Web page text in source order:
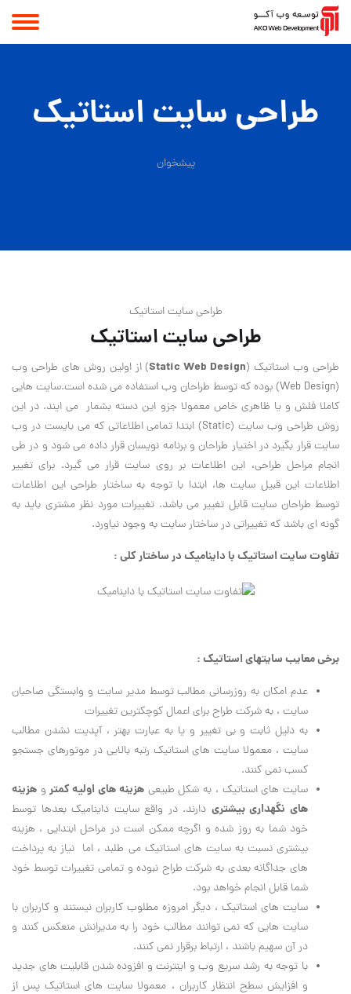
طراحی سایت استاتیک
پیشخوان
طراحی سایت استاتیک
طراحی سایت استاتیک
طراحی وب استاتیک (Static Web Design) از اولین روش های طراحی وب
(Web Design) بوده که توسط طراحان وب استفاده می شده است.سایت هایی
کاملا فلش و یا ظاهری خاص معمولا جزو این دسته بشمار می ایند. در این
روش طراحی وب سایت (Static) ابتدا تمامی اطلاعاتی که می بایست در وب
سایت قرار بگیرد در اختیار طراحان و برنامه نویسان قرار داده می شود و در طی
انجام مراحل طراحی، این اطلاعات بر روی سایت قرار می گیرد. برای تغییر
اطلاعات این قبیل سایت ها، ابتدا با توجه به ساختار طراحی این اطلاعات
توسط طراحان سایت قابل تغییر می باشد. تغییرات مورد نظر مشتری باید به
گونه ای باشد که تغییراتی در ساختار سایت به وجود نیاورد.
تفاوت سایت استاتیک با داینامیک در ساختار کلی :
برخی معایب سایتهای استاتیک :
عدم امکان به روزرسانی مطالب توسط مدیر سایت و وابستگی صاحبان
سایت ، به شرکت طراح برای اعمال کوچکترین تغییرات
به دلیل ثابت و بی تغییر و یا به عبارت بهتر ، آپدیت نشدن مطالب
سایت ، معمولا سایت های استاتیک رتبه بالایی در موتورهای جستجو
کسب نمی کنند.
سایت های استاتیک ، به شکل طبیعیهزینه های اولیه کمتر و هزینه
های نگهداری بیشتری دارند. در واقع سایت داینامیک بعدها توسط
خود شما به روز شده و اگرچه ممکن است در مراحل ابتدایی ، هزینه
بیشتری نسبت به سایت های استاتیک می طلبد ، اما نیاز به پرداخت
های جداگانه بعدی به شرکت طراح نبوده و تمامی تغییرات توسط خود
شما قابل انجام خواهد بود.
سایت های استاتیک ، دیگر امروزه مطلوب کاربران نیستند و کاربران با
سایت هایی که نمی توانند مطالب خود را به مدیرانش منعکس کنند و
در آن سهیم باشند ، ارتباط برقرار نمی کنند.
با توجه به رشد سریع وب و اینترنت و افزوده شدن قابلیت های جدید
و افزایش سطح انتظار کاربران ، معمولا سایت های استاتیک پس از